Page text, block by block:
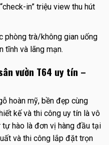
in” triệu view thu hút
phòng trà/không gian uống
tĩnh và lãng mạn.
vườn T64 uy tín –
hoàn mỹ, bền đẹp cùng
kế và thi công uy tín là vô
tự hào là đơn vị hàng đầu tại
và thi công lắp đặt trọn